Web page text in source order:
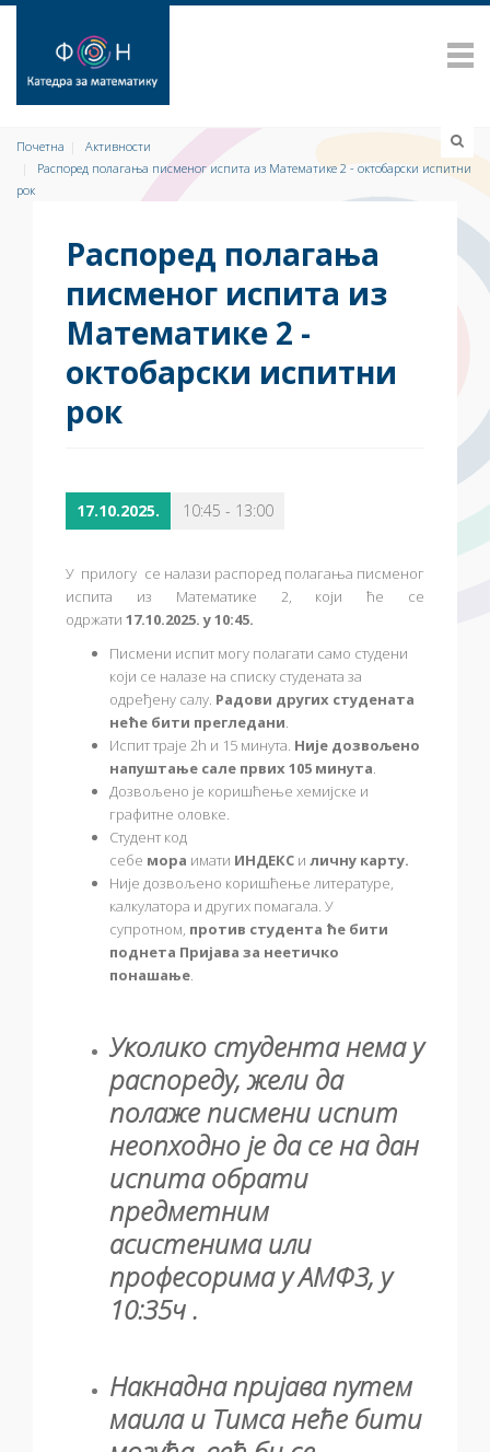
Почетна
Активности
Распоред полагања писменог испита из Математике 2 - октобарски испитни
рок
Распоред полагања
писменог испита из
Математике 2 -
октобарски испитни
рок
17.10.2025. 10:45 - 13:00
У прилогу се налази распоред полагања писменог
испита из Математике 2, који ће се
одржати 17.10.2025. у 10:45.
Писмени испит могу полагати само студени
који се налазе на списку студената за
одређену салу. Радови других студената
неће бити прегледани.
Испит траје 2h и 15 минута. Није дозвољено
напуштање сале првих 105 минута.
Дозвољено је коришћење хемијске и
графитне оловке.
Студент код
себе мора имати ИНДЕКС и личну карту.
Није дозвољено коришћење литературе,
калкулатора и других помагала. У
супротном, против студента ће бити
поднета Пријава за неетичко
понашање.
Уколико студента нема у
распореду, жели да
полаже писмени испит
неопходно је да се на дан
испита обрати
предметним
асистенима или
професорима у АМФ3, у
10:35ч.
Накнадна пријава путем
маила и Тимса неће бити